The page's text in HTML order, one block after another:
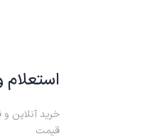
خرید آنلاین
قیمت